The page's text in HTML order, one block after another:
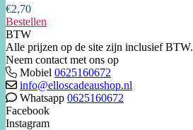
€2,70
Bestellen
BTW
Alle prijzen op de site zijn inclusief BTW.
Neem contact met ons op
Mobiel 0625160672
info@elloscadeaushop.nl
Whatsapp 0625160672
Facebook
Instagram